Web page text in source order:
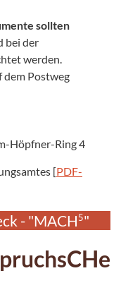
sollten
bei der
werden.
dem Postweg
[PDF-
- "MACH5"